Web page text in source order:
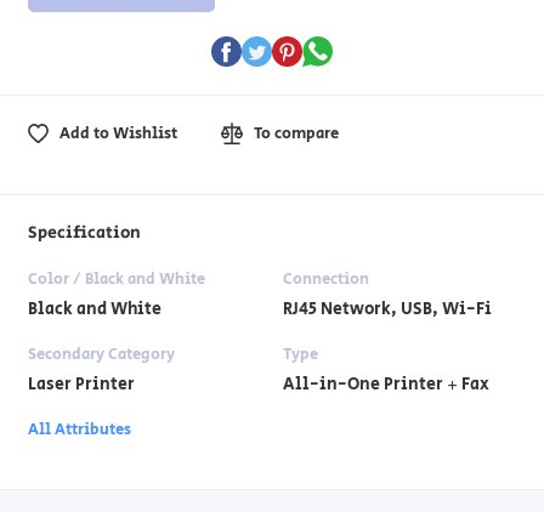
Add to Wishlist To compare
Specification
Color / Black and White
Black and White
Connection
RJ45 Network, USB, Wi-Fi
Secondary Category
Laser Printer
Type
All-in-One Printer + Fax
All Attributes